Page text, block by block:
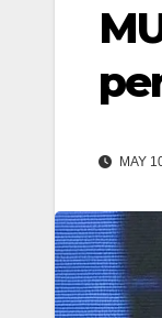
MAY